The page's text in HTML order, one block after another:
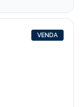
VENDA